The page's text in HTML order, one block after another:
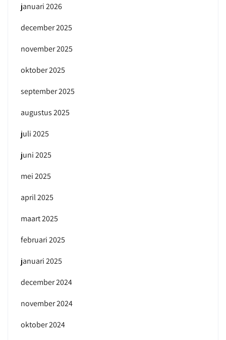
januari 2026
december 2025
november 2025
oktober 2025
september 2025
augustus 2025
juli 2025
juni 2025
mei 2025
april 2025
maart 2025
februari 2025
januari 2025
december 2024
november 2024
oktober 2024